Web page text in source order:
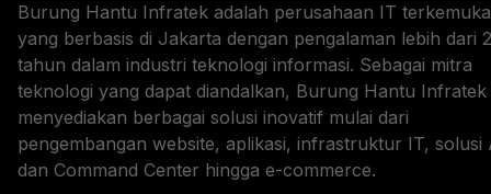
Burung Hantu Infratek adalah perusahaan IT terkemuka
yang berbasis di Jakarta dengan pengalaman lebih dari
tahun dalam industri teknologi informasi. Sebagai mitra
teknologi yang dapat diandalkan, Burung Hantu Infratek
menyediakan berbagai solusi inovatif mulai dari
pengembangan website, aplikasi, infrastruktur IT, solusi
dan Command Center hingga e-commerce.